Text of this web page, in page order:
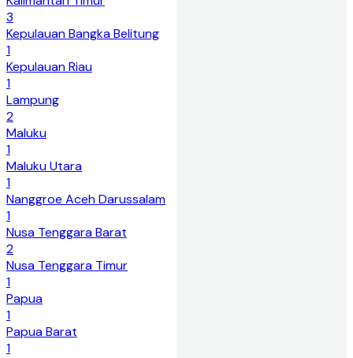
3
Kepulauan Bangka Belitung
1
Kepulauan Riau
1
Lampung
2
Maluku
1
Maluku Utara
1
Nanggroe Aceh Darussalam
1
Nusa Tenggara Barat
2
Nusa Tenggara Timur
1
Papua
1
Papua Barat
1